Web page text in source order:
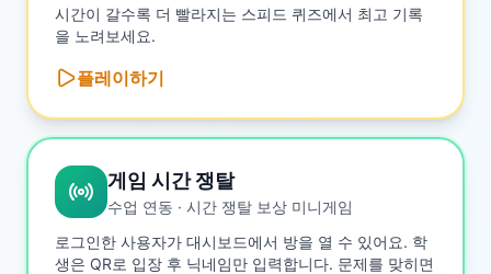
시간이 갈수록 더 빨라지는 스피드 퀴즈에서 최고 기록
을 노려보세요.
플레이하기
게임 시간 쟁탈
수업 연동 · 시간 쟁탈 보상 미니게임
로그인한 사용자가 대시보드에서 방을 열 수 있어요. 학
생은 QR로 입장 후 닉네임만 입력합니다. 문제를 맞히면